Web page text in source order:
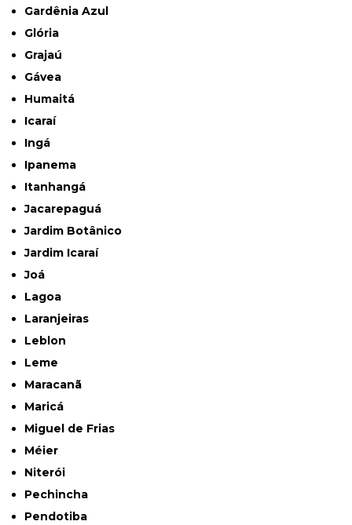
Gardênia Azul
Glória
Grajaú
Gávea
Humaitá
Icaraí
Ingá
Ipanema
Itanhangá
Jacarepaguá
Jardim Botânico
Jardim Icaraí
Joá
Lagoa
Laranjeiras
Leblon
Leme
Maracanã
Maricá
Miguel de Frias
Méier
Niterói
Pechincha
Pendotiba